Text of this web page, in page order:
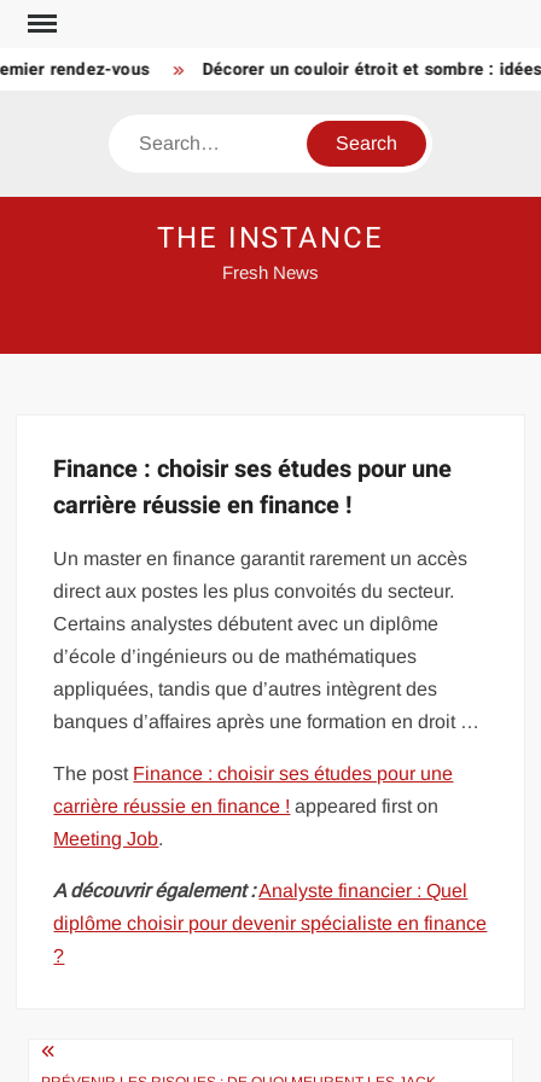
Skip
contentrendez-vous Décorer un couloir étroit et sombre :
Search
THE INSTANCE
Fresh News
Finance : choisir ses études pour une
carrière réussie en finance !
Un master en finance garantit rarement un accès
direct aux postes les plus convoités du secteur.
Certains analystes débutent avec un diplôme
d’école d’ingénieurs ou de mathématiques
appliquées, tandis que d’autres intègrent des
banques d’affaires après une formation en droit …
The post Finance : choisir ses études pour une
carrière réussie en finance ! appeared first on
Meeting Job.
A découvrir également :Analyste financier : Quel
diplôme choisir pour devenir spécialiste en finance
?
Navigation